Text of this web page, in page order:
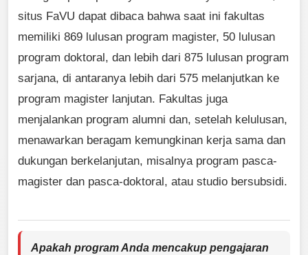
situs FaVU dapat dibaca bahwa saat ini fakultas
memiliki 869 lulusan program magister, 50 lulusan
program doktoral, dan lebih dari 875 lulusan program
sarjana, di antaranya lebih dari 575 melanjutkan ke
program magister lanjutan. Fakultas juga
menjalankan program alumni dan, setelah kelulusan,
menawarkan beragam kemungkinan kerja sama dan
dukungan berkelanjutan, misalnya program pasca-
magister dan pasca-doktoral, atau studio bersubsidi.
Apakah program Anda mencakup pengajaran